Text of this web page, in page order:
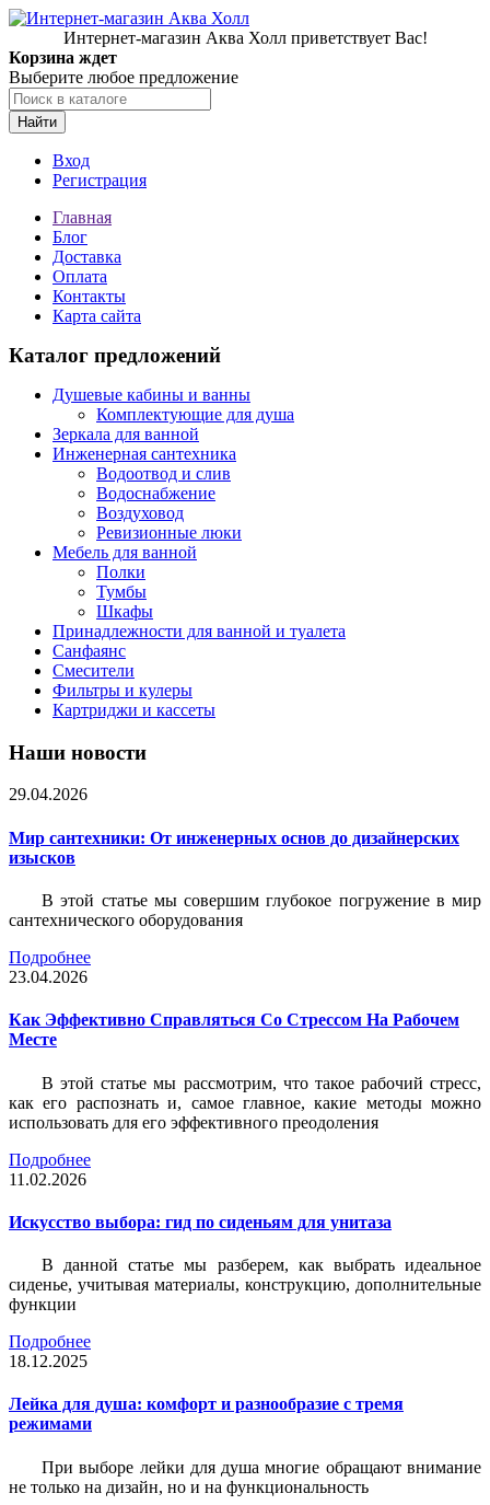
Интернет-магазин Аква Холл приветствует Вас!
Корзина ждет
Выберите любое предложение
Найти
Вход
Регистрация
Главная
Блог
Доставка
Оплата
Контакты
Карта сайта
Каталог предложений
Душевые кабины и ванны
Комплектующие для душа
Зеркала для ванной
Инженерная сантехника
Водоотвод и слив
Водоснабжение
Воздуховод
Ревизионные люки
Мебель для ванной
Полки
Тумбы
Шкафы
Принадлежности для ванной и туалета
Санфаянс
Смесители
Фильтры и кулеры
Картриджи и кассеты
Наши новости
29.04.2026
Мир сантехники: От инженерных основ до дизайнерских
изысков
В этой статье мы совершим глубокое погружение в мир
сантехнического оборудования
Подробнее
23.04.2026
Как Эффективно Справляться Со Стрессом На Рабочем
Месте
В этой статье мы рассмотрим, что такое рабочий стресс,
как его распознать и, самое главное, какие методы можно
использовать для его эффективного преодоления
Подробнее
11.02.2026
Искусство выбора: гид по сиденьям для унитаза
В данной статье мы разберем, как выбрать идеальное
сиденье, учитывая материалы, конструкцию, дополнительные
функции
Подробнее
18.12.2025
Лейка для душа: комфорт и разнообразие с тремя
режимами
При выборе лейки для душа многие обращают внимание
не только на дизайн, но и на функциональность